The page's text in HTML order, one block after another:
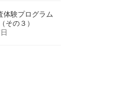
体験プログラム
その３）